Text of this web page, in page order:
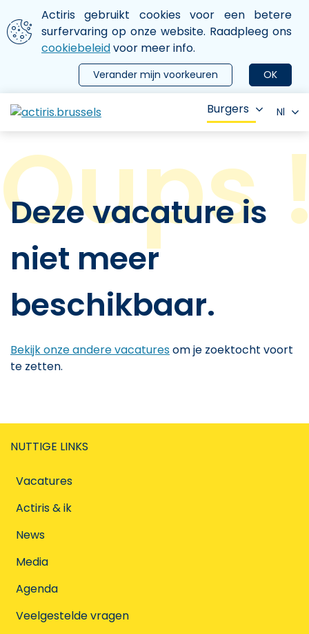
Aller au contenu principal
We gebruiken cookies
Actiris gebruikt cookies voor een betere
surfervaring op onze website. Raadpleeg ons
cookiebeleidvoor meer info.
OK
Verander mijn voorkeuren
le menu
Burgers Nl
Deze vacature is
niet meer
beschikbaar.
Bekijk onze andere vacaturesom je zoektocht voort
te zetten.
NUTTIGE LINKS
Vacatures
Actiris & ik
News
Media
Agenda
Veelgestelde vragen